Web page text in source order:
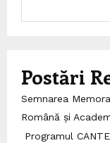
Postări
Semnarea
Română și
Programul